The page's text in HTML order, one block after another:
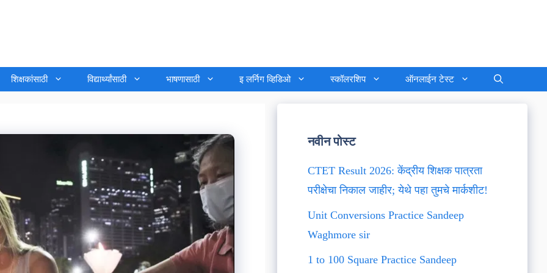
शिक्षकांसाठी विद्यार्थ्यांसाठी भाषणासाठी इ लर्निग व्हिडिओ स्कॉलरशिप ऑनलाईन टेस्ट
नवीन पोस्ट
CTET Result 2026: केंद्रीय शिक्षक पात्रता
परीक्षेचा निकाल जाहीर; येथे पहा तुमचे मार्कशीट!
Unit Conversions Practice Sandeep
Waghmore sir
1 to 100 Square Practice Sandeep